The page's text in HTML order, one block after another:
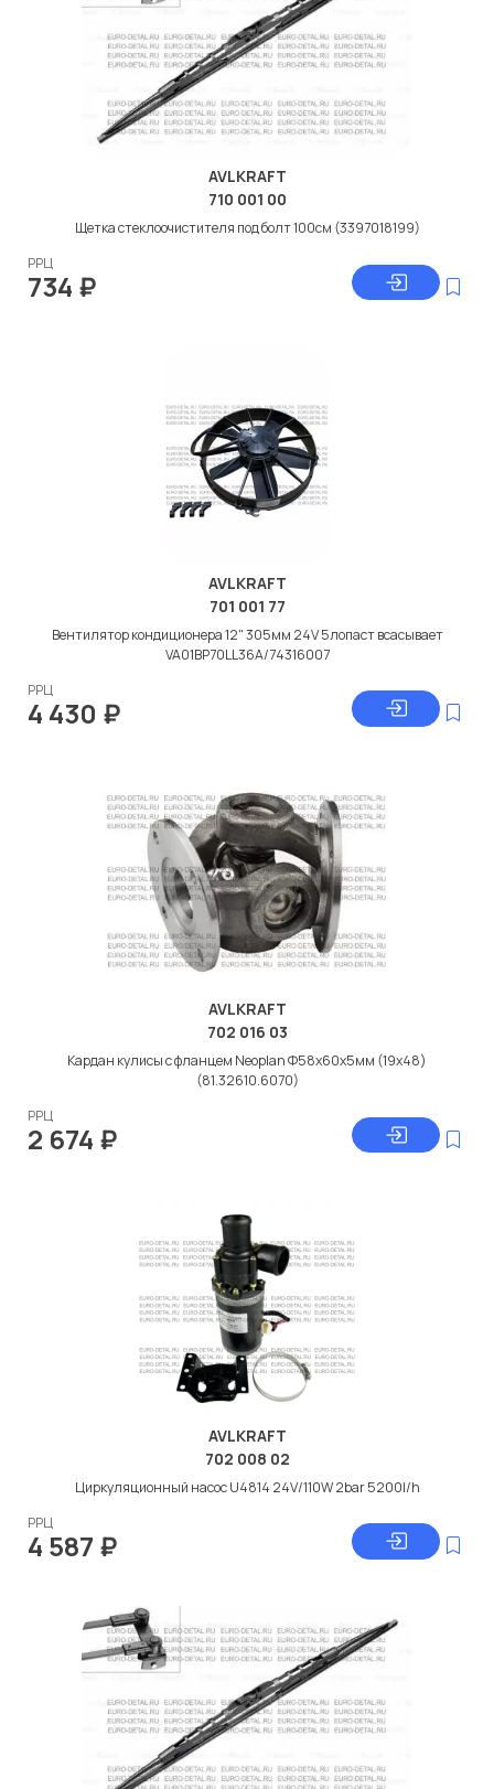
AVLKRAFT
710 001 00
Щетка стеклоочистителя под болт 100см (3397018199)
РРЦ
734 ₽
AVLKRAFT
701 001 77
Вентилятор кондиционера 12" 305мм 24V 5лопаст всасывает
VA01BP70LL36A/74316007
РРЦ
4 430 ₽
AVLKRAFT
702 016 03
Кардан кулисы с фланцем Neoplan Ф58x60x5мм (19x48)
(81.32610.6070)
РРЦ
2 674 ₽
AVLKRAFT
702 008 02
Циркуляционный насос U4814 24V/110W 2bar 5200l/h
РРЦ
4 587 ₽